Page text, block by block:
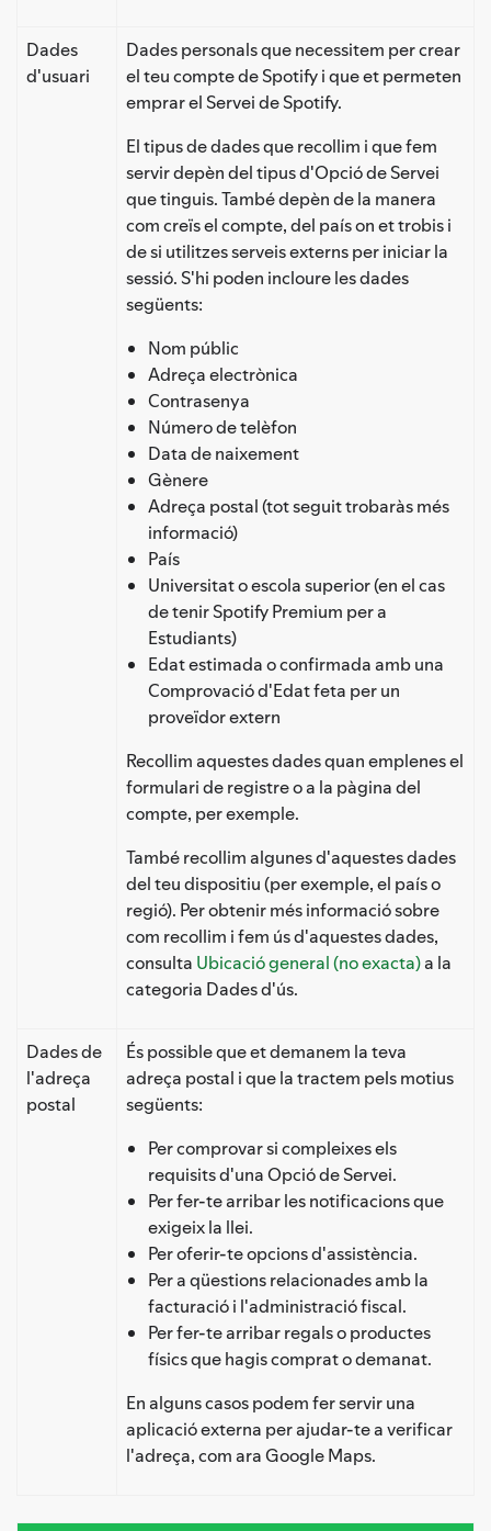
Dades
d'usuari
Dades personals que necessitem per crear
el teu compte de Spotify i que et permeten
emprar el Servei de Spotify.
El tipus de dades que recollim i que fem
servir depèn del tipus d'Opció de Servei
que tinguis. També depèn de la manera
com creïs el compte, del país on et trobis i
de si utilitzes serveis externs per iniciar la
sessió. S'hi poden incloure les dades
següents:
Nom públic
Adreça electrònica
Contrasenya
Número de telèfon
Data de naixement
Gènere
Adreça postal (tot seguit trobaràs més
informació)
País
Universitat o escola superior (en el cas
de tenir Spotify Premium per a
Estudiants)
Edat estimada o confirmada amb una
Comprovació d'Edat feta per un
proveïdor extern
Recollim aquestes dades quan emplenes el
formulari de registre o a la pàgina del
compte, per exemple.
També recollim algunes d'aquestes dades
del teu dispositiu (per exemple, el país o
regió). Per obtenir més informació sobre
com recollim i fem ús d'aquestes dades,
consulta Ubicació general (no exacta)a la
categoria Dades d'ús.
Dades de
l'adreça
postal
És possible que et demanem la teva
adreça postal i que la tractem pels motius
següents:
Per comprovar si compleixes els
requisits d'una Opció de Servei.
Per fer-te arribar les notificacions que
exigeix la llei.
Per oferir-te opcions d'assistència.
Per a qüestions relacionades amb la
facturació i l'administració fiscal.
Per fer-te arribar regals o productes
físics que hagis comprat o demanat.
En alguns casos podem fer servir una
aplicació externa per ajudar-te a verificar
l'adreça, com ara Google Maps.